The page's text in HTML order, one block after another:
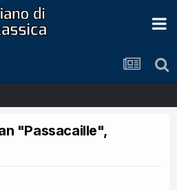
"Passacaille",